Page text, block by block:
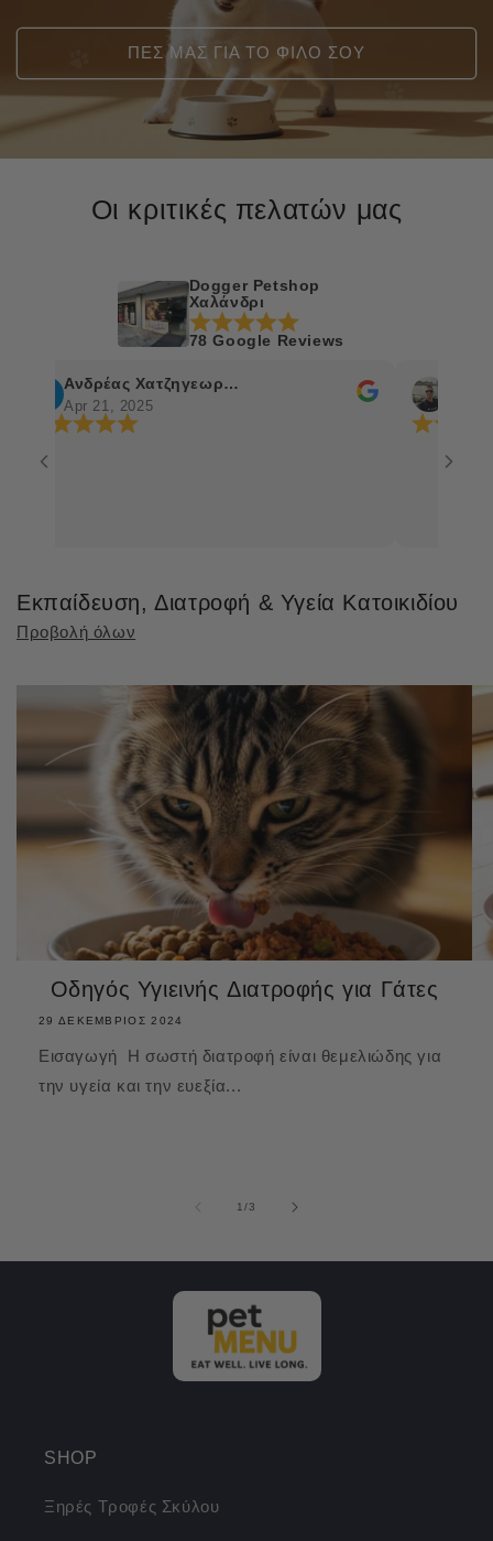
ΠΕΣ ΜΑΣ ΓΙΑ ΤΟ ΦΙΛΟ ΣΟΥ
Οι κριτικές πελατών μας
Dogger Petshop
Χαλάνδρι
78 Google Reviews
Ανδρέας Χατζηγεωργίου
Apr 21, 2025
Ch.
Apr 17,
Εκπαίδευση, Διατροφή & Υγεία Κατοικιδίου
Προβολή όλων
Οδηγός Υγιεινής Διατροφής για Γάτες
29 ΔΕΚΈΜΒΡΙΟΣ 2024
Εισαγωγή Η σωστή διατροφή είναι θεμελιώδης για
την υγεία και την ευεξία...
1/από
3
SHOP
Ξηρές Τροφές Σκύλου